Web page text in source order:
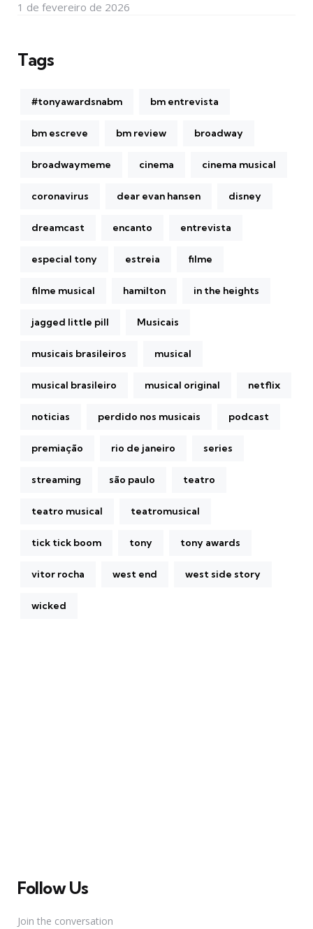
1 de fevereiro de 2026
Tags
#tonyawardsnabm bm entrevista
bm escreve bm review broadway
broadwaymeme cinema cinema musical
coronavirus dear evan hansen disney
dreamcast encanto entrevista
especial tony estreia filme
filme musical hamilton in the heights
jagged little pill Musicais
musicais brasileiros musical
musical brasileiro musical original netflix
noticias perdido nos musicais podcast
premiação rio de janeiro series
streaming são paulo teatro
teatro musical teatromusical
tick tick boom tony tony awards
vitor rocha west end west side story
wicked
Follow Us
Join the conversation